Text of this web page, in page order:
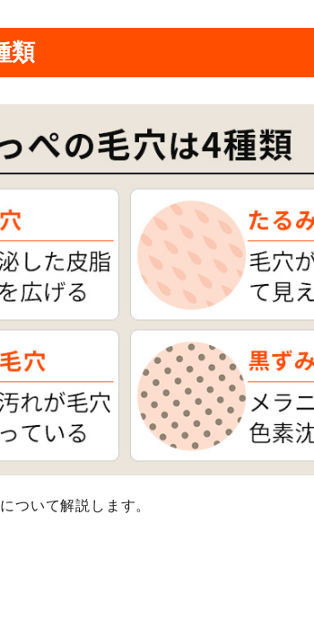
類
ついて解説します。